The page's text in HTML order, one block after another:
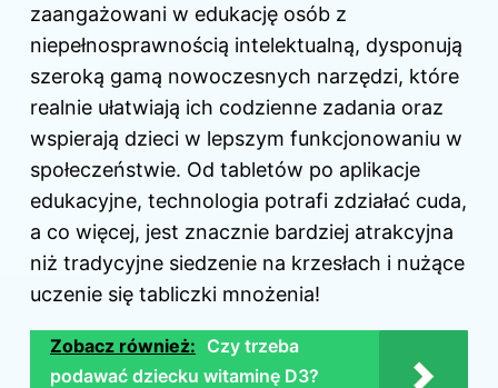
zaangażowani w edukację osób z
niepełnosprawnością intelektualną, dysponują
szeroką gamą nowoczesnych narzędzi, które
realnie ułatwiają ich codzienne zadania oraz
wspierają dzieci w lepszym funkcjonowaniu w
społeczeństwie. Od tabletów po aplikacje
edukacyjne, technologia potrafi zdziałać cuda,
a co więcej, jest znacznie bardziej atrakcyjna
niż tradycyjne siedzenie na krzesłach i nużące
uczenie się tabliczki mnożenia!
Zobacz również: Czy trzeba
podawać dziecku witaminę D3?